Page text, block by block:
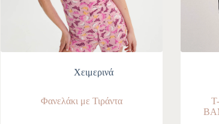
Χειμερινά
Φανελάκι με Τιράντα